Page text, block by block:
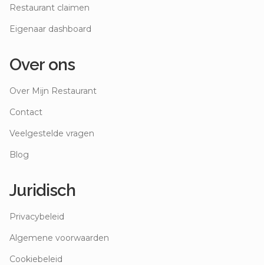
Restaurant claimen
Eigenaar dashboard
Over ons
Over Mijn Restaurant
Contact
Veelgestelde vragen
Blog
Juridisch
Privacybeleid
Algemene voorwaarden
Cookiebeleid